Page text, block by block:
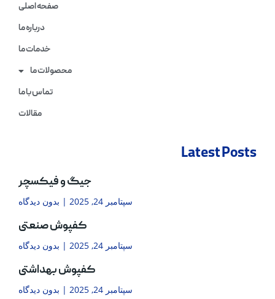
صفحه اصلی
درباره ما
خدمات ما
محصولات ما
تماس با ما
مقالات
Latest Posts
جیگ و فیکسچر
سپتامبر 24, 2025 بدون دیدگاه
کفپوش صنعتی
سپتامبر 24, 2025 بدون دیدگاه
کفپوش بهداشتی
سپتامبر 24, 2025 بدون دیدگاه